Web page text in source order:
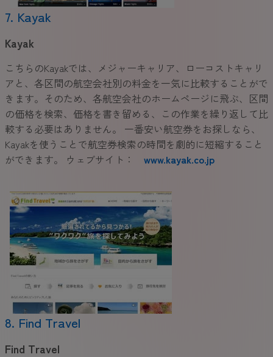
7. Kayak
Kayak
こちらのKayakでは、メジャーキャリア、ローコストキャリ
アと、各区間の航空会社別の料金を一気に比較することがで
きます。そのため、各航空会社のホームページに飛ぶ、区間
の価格を検索、価格を書き留める、この作業を繰り返して比
較する必要はありません。 一番安い航空券をお探しなら、
Kayakを使うことで航空券検索の時間を劇的に短縮すること
ができます。 ウェブサイト： www.kayak.co.jp
8. Find Travel
Find Travel